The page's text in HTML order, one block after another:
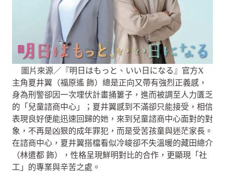
圖片來源／『明日はもっと、いい日になる』官方X
主角夏井翼（福原遙 飾）總是正向又帶有強烈正義感，
身為刑警卻因一次埋伏計畫捅簍子，進而被調至人力匱乏
的「兒童諮商中心」；夏井翼感到不滿卻只能接受，相信
表現良好便能迅速回歸的她，來到兒童諮商中心面對的對
象，不再是凶狠的成年罪犯，而是受苦孩童與迷茫家長。
在諮商中心，夏井翼搭檔看似冷峻卻不失溫暖的藏田總介
（林遣都 飾），性格呈現鮮明對比的合作，更顯現「社
工」的專業與辛苦之處。